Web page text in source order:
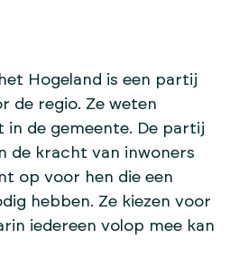
Hogeland is een partij
de regio. Ze weten
in de gemeente. De partij
de kracht van inwoners
op voor hen die een
hebben. Ze kiezen voor
iedereen volop mee kan